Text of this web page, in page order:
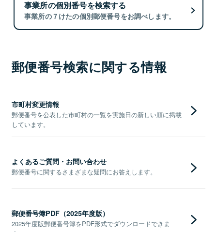
事業所の個別番号を検索する
事業所の７けたの個別郵便番号をお調べします。
郵便番号検索に関する情報
市町村変更情報
郵便番号を公表した市町村の一覧を実施日の新しい順に掲載
しています。
よくあるご質問・お問い合わせ
郵便番号に関するさまざまな疑問にお答えします。
郵便番号簿PDF（2025年度版）
2025年度版郵便番号簿をPDF形式でダウンロードできま